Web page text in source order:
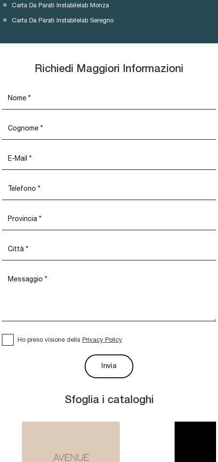
Carta Da Parati Instabilelab Monza
Carta Da Parati Instabilelab Seregno
Sfoglia i cataloghi
Richiedi Maggiori Informazioni
Ho preso visione della Privacy Policy
Invia